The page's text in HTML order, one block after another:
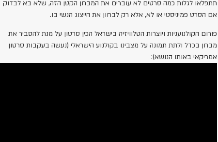
תתפלאו לגלות כמה סרטים לא עוברים את המבחן הקטן הזה, שלא בא לבדוק
אם הסרט פמיניסטי או לא, אלא רק לבחון את הייצוג הנשי בו.
פורום הקולנועניות ויוצרות הטלוויזיה בישראל הכין סרטון על מנת להסביר את
מבחן בכדל ולתת תמונה על מצבינו בקולנוע הישראלי (נעשה בעקבות סרטון
אמריקאי באותו הנושא):